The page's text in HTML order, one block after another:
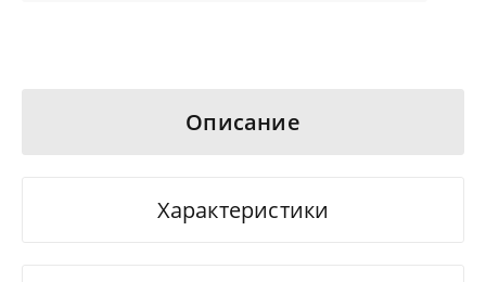
Описание
Характеристики